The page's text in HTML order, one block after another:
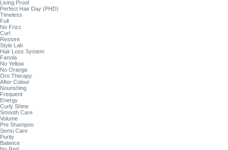
Living Proof
Perfect Hair Day (PHD)
Timeless
Full
No Frizz
Curl
Restore
Style Lab
Hair Loss System
Fanola
No Yellow
No Orange
Oro Therapy
After Colour
Nourishing
Frequent
Energy
Curly Shine
Smooth Care
Volume
Pre Shampoo
Sensi Care
Purity
Balance